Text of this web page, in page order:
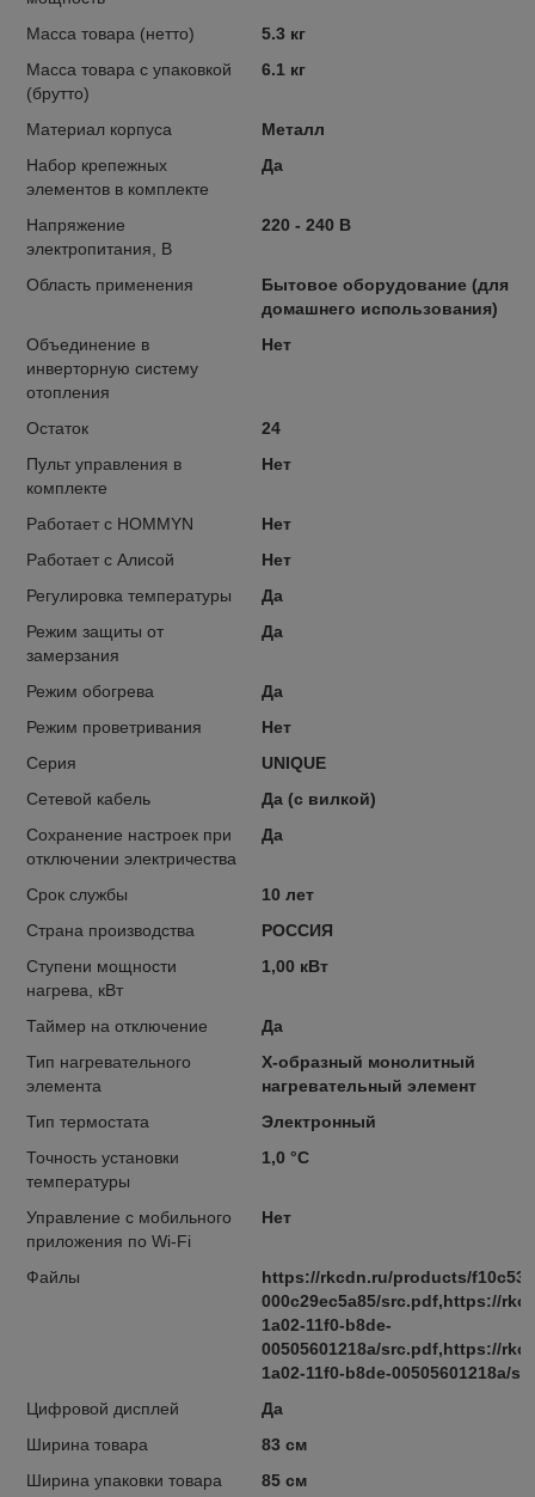
Масса товара (нетто)
5.3 кг
Масса товара с упаковкой
(брутто)
6.1 кг
Материал корпуса
Металл
Набор крепежных
элементов в комплекте
Да
Напряжение
электропитания, В
220 - 240 В
Область применения
Бытовое оборудование (для
домашнего использования)
Объединение в
инверторную систему
отопления
Нет
Остаток
24
Пульт управления в
комплекте
Нет
Работает с HOMMYN
Нет
Работает с Алисой
Нет
Регулировка температуры
Да
Режим защиты от
замерзания
Да
Режим обогрева
Да
Режим проветривания
Нет
Серия
UNIQUE
Сетевой кабель
Да (с вилкой)
Сохранение настроек при
отключении электричества
Да
Срок службы
10 лет
Страна производства
РОССИЯ
Ступени мощности
нагрева, кВт
1,00 кВт
Таймер на отключение
Да
Тип нагревательного
элемента
Х-образный монолитный
нагревательный элемент
Тип термостата
Электронный
Точность установки
температуры
1,0 °С
Управление c мобильного
приложения по Wi-Fi
Нет
Файлы
https://rkcdn.ru/products/
000c29ec5a85/src.pdf,https://
1a02-11f0-b8de-
00505601218a/src.pdf,https://
1a02-11f0-b8de-00505601218a/
Цифровой дисплей
Да
Ширина товара
83 см
Ширина упаковки товара
85 см